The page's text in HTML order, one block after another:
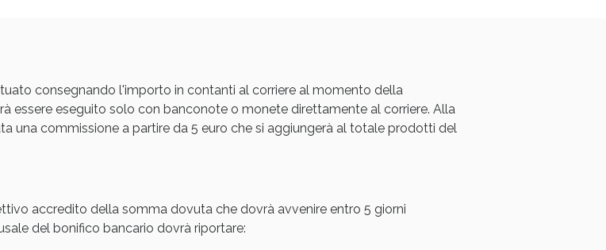
consegnando l'importo in contanti al corriere al momento della
essere eseguito solo con banconote o monete direttamente al corriere. Alla
una commissione a partire da 5 euro che si aggiungerà al totale prodotti del
accredito della somma dovuta che dovrà avvenire entro 5 giorni
del bonifico bancario dovrà riportare: